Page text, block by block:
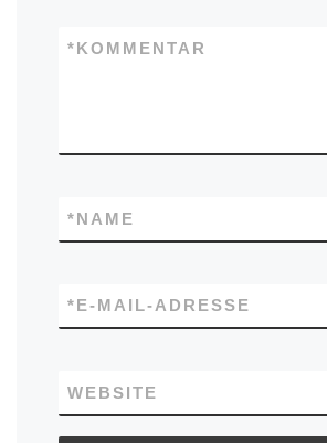
KOMMENTAR
*
NAME
*
E-MAIL-ADRESSE
*
WEBSITE